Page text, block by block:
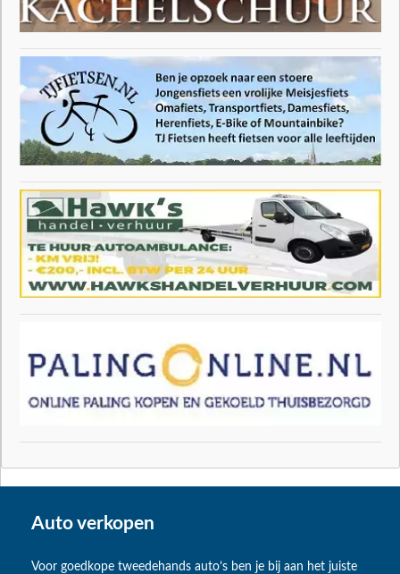
Auto verkopen
Voor goedkope tweedehands auto’s ben je bij aan het juiste